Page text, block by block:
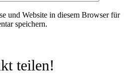
und Website in diesem Browser für
speichern.
teilen!